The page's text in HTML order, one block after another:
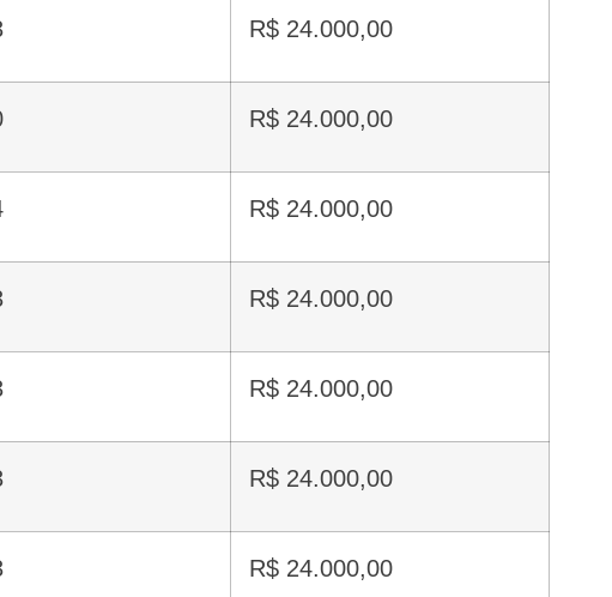
R$ 24.000,00
R$ 24.000,00
R$ 24.000,00
R$ 24.000,00
R$ 24.000,00
R$ 24.000,00
R$ 24.000,00